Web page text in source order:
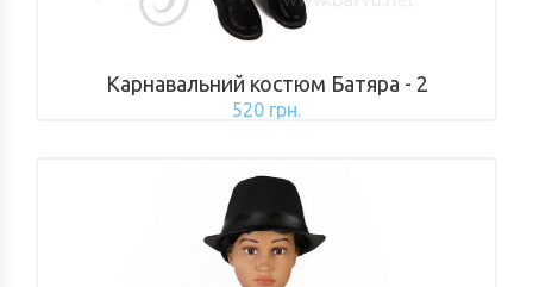
Карнавальний костюм Батяра - 2
520 грн.